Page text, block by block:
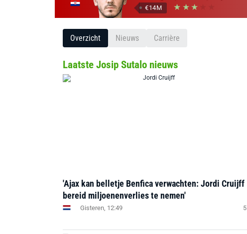
€14M
Overzicht Nieuws Carrière
Laatste Josip Sutalo nieuws
'Ajax kan belletje Benfica verwachten: Jordi Cruijff
bereid miljoenenverlies te nemen'
Gisteren, 12:49 5